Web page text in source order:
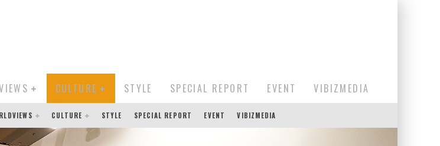
CULTURE STYLE SPECIAL REPORT EVENT VIBIZMEDIA
CULTURE STYLE SPECIAL REPORT EVENT VIBIZMEDIA